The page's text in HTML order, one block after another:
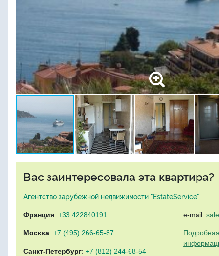
Вас заинтересовала эта квартира?
Агентство зарубежной недвижимости "EstateService"
Франция: +33 422840191
Москва: +7 (495) 266-65-87
Санкт-Петербург: +7 (812) 244-68-54
e-mail: